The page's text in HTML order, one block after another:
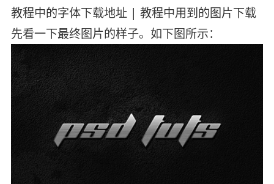
教程中的字体下载地址 | 教程中用到的图片下载
先看一下最终图片的样子。如下图所示：